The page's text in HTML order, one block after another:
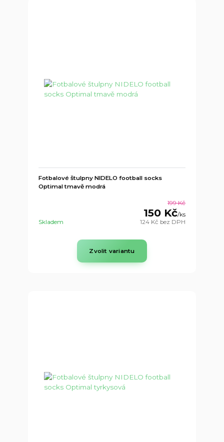
Fotbalové štulpny NIDELO football socks
Optimal tmavě modrá
199 Kč
150 Kč/ks
124 Kč bez DPH
Skladem
Zvolit variantu